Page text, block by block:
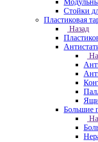
Стойки
Пластиковая
Назад
Большие